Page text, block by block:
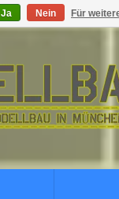
Ja Nein Für